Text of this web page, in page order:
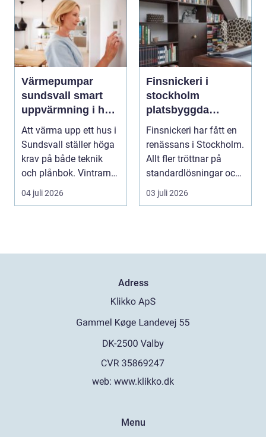
Värmepumpar
sundsvall smart
uppvärmning i hårt
klimat
Att värma upp ett hus i
Sundsvall ställer höga
krav på både teknik
och plånbok. Vintrarna
är långa, ...
04 juli 2026
Finsnickeri i
stockholm
platsbyggda
lösningar som
förändrar hemmet
Finsnickeri har fått en
renässans i Stockholm.
Allt fler tröttnar på
standardlösningar och
vill i st...
03 juli 2026
Adress
web: www.klikko.dk
Menu